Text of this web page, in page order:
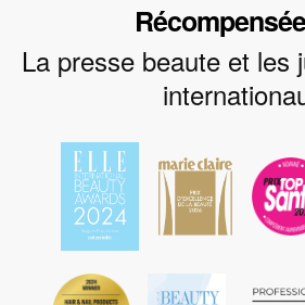
La presse beaute et les